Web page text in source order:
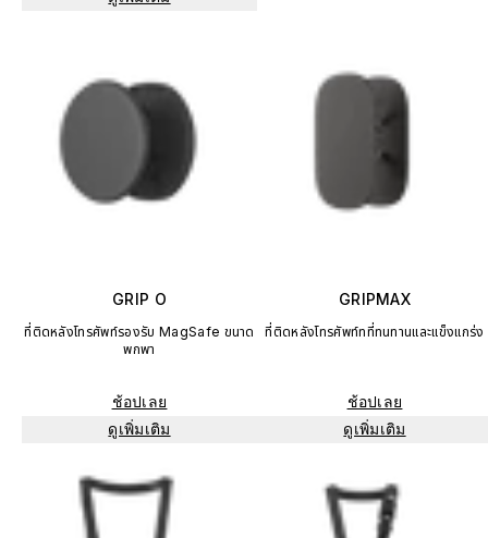
GRIP O
ที่ติดหลังโทรศัพท์รองรับ MagSafe ขนาด
พกพา
ช้อปเลย
ดูเพิ่มเติม
GRIPMAX
ที่ติดหลังโทรศัพท์ทที่ทนทานและแข็งแกร่ง
ช้อปเลย
ดูเพิ่มเติม